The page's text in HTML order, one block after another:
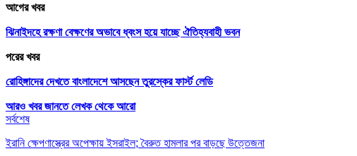
আগের খবর
ঝিনাইদহে রক্ষণা বেক্ষণের অভাবে ধ্বংস হয়ে যাচ্ছে ঐতিহ্যবাহী ভবন
পরের খবর
রোহিঙ্গাদের দেখতে বাংলাদেশে আসছেন তুরস্কের ফার্স্ট লেডি
আরও খবর জানতে লেখক থেকে আরো
সর্বশেষ
ইরানি ক্ষেপণাস্ত্রের অপেক্ষায় ইসরাইল; বৈরুত হামলার পর বাড়ছে উত্তেজনা